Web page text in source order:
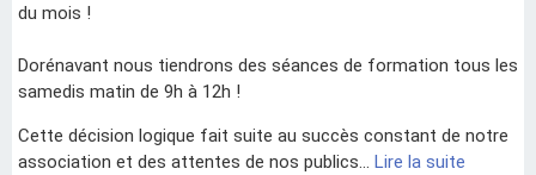
du mois !
Dorénavant nous tiendrons des séances de formation tous les
samedis matin de 9h à 12h !
Cette décision logique fait suite au succès constant de notre
association et des attentes de nos publics... Lire la suite